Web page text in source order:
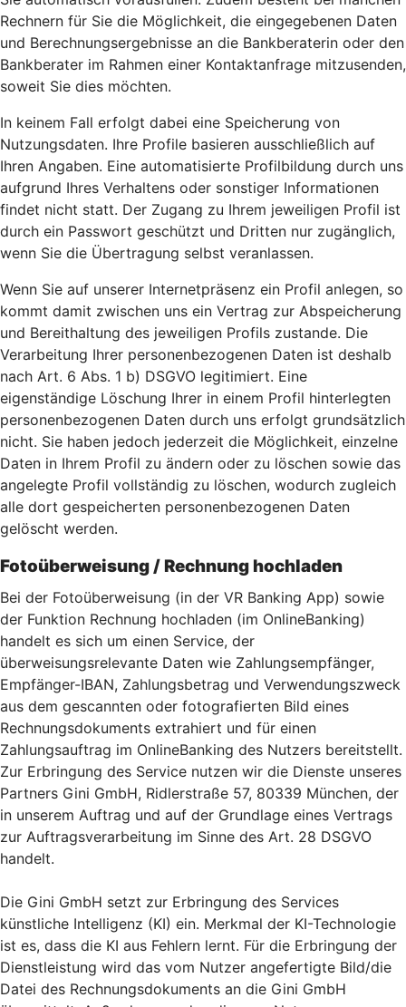
Rechnern für Sie die Möglichkeit, die eingegebenen Daten
und Berechnungsergebnisse an die Bankberaterin oder den
Bankberater im Rahmen einer Kontaktanfrage mitzusenden,
soweit Sie dies möchten.
In keinem Fall erfolgt dabei eine Speicherung von
Nutzungsdaten. Ihre Profile basieren ausschließlich auf
Ihren Angaben. Eine automatisierte Profilbildung durch uns
aufgrund Ihres Verhaltens oder sonstiger Informationen
findet nicht statt. Der Zugang zu Ihrem jeweiligen Profil ist
durch ein Passwort geschützt und Dritten nur zugänglich,
wenn Sie die Übertragung selbst veranlassen.
Wenn Sie auf unserer Internetpräsenz ein Profil anlegen, so
kommt damit zwischen uns ein Vertrag zur Abspeicherung
und Bereithaltung des jeweiligen Profils zustande. Die
Verarbeitung Ihrer personenbezogenen Daten ist deshalb
nach Art. 6 Abs. 1 b) DSGVO legitimiert. Eine
eigenständige Löschung Ihrer in einem Profil hinterlegten
personenbezogenen Daten durch uns erfolgt grundsätzlich
nicht. Sie haben jedoch jederzeit die Möglichkeit, einzelne
Daten in Ihrem Profil zu ändern oder zu löschen sowie das
angelegte Profil vollständig zu löschen, wodurch zugleich
alle dort gespeicherten personenbezogenen Daten
gelöscht werden.
Fotoüberweisung / Rechnung hochladen
Bei der Fotoüberweisung (in der VR Banking App) sowie
der Funktion Rechnung hochladen (im OnlineBanking)
handelt es sich um einen Service, der
überweisungsrelevante Daten wie Zahlungsempfänger,
Empfänger-IBAN, Zahlungsbetrag und Verwendungszweck
aus dem gescannten oder fotografierten Bild eines
Rechnungsdokuments extrahiert und für einen
Zahlungsauftrag im OnlineBanking des Nutzers bereitstellt.
Zur Erbringung des Service nutzen wir die Dienste unseres
Partners Gini GmbH, Ridlerstraße 57, 80339 München, der
in unserem Auftrag und auf der Grundlage eines Vertrags
zur Auftragsverarbeitung im Sinne des Art. 28 DSGVO
handelt.
Die Gini GmbH setzt zur Erbringung des Services
künstliche Intelligenz (KI) ein. Merkmal der KI-Technologie
ist es, dass die KI aus Fehlern lernt. Für die Erbringung der
Dienstleistung wird das vom Nutzer angefertigte Bild/die
Datei des Rechnungsdokuments an die Gini GmbH